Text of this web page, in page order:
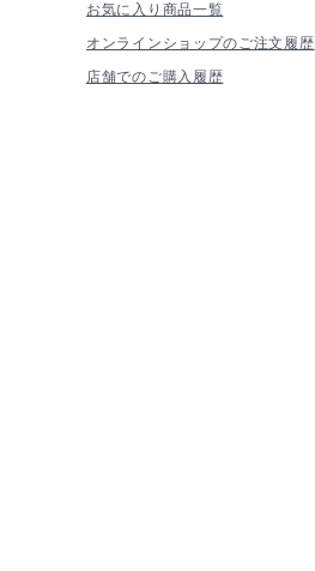
お気に入り商品一覧
オンラインショップのご注文履歴
店舗でのご購入履歴